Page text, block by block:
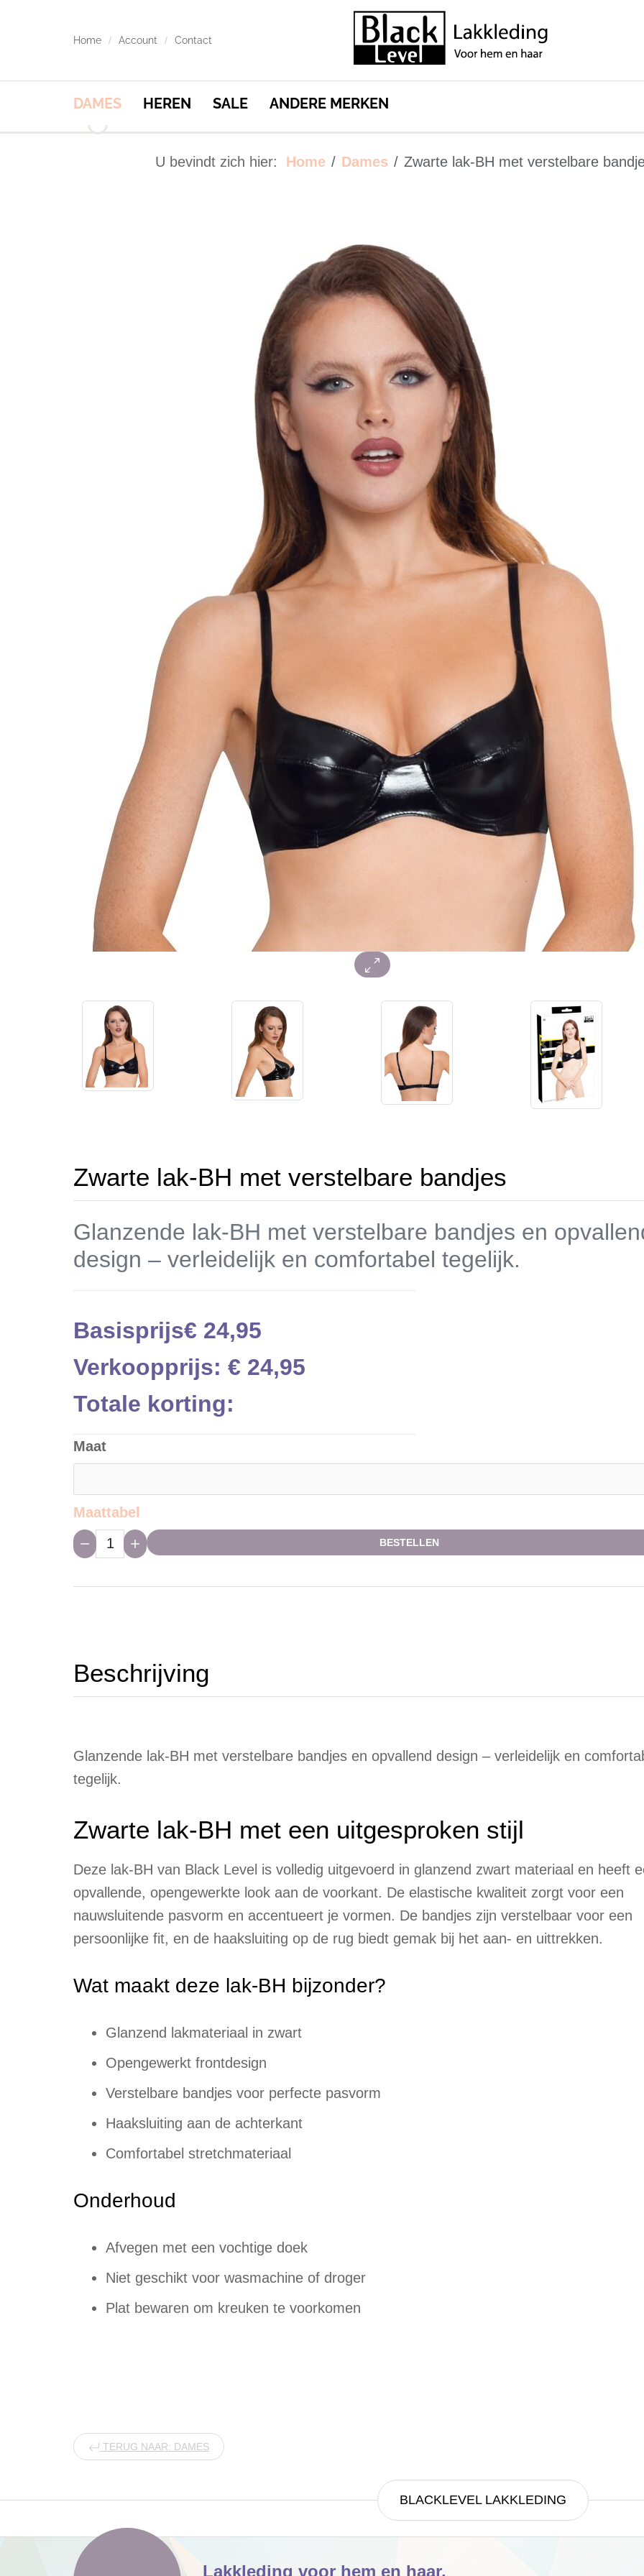
Home Account Contact
DAMES HEREN SALE ANDERE MERKEN
U bevindt zich hier: Home Dames Zwarte lak-BH met verstelbare
Zwarte lak-BH met verstelbare bandjes
Glanzende lak-BH met verstelbare bandjes en
design – verleidelijk en comfortabel tegelijk.
Basisprijs€ 24,95
Verkoopprijs: € 24,95
Totale korting:
Maat
Maattabel
Hoeveelheid:
BESTELLEN
Beschrijving
Glanzende lak-BH met verstelbare bandjes en opvallend design – verleidelijk en
tegelijk.
Zwarte lak-BH met een uitgesproken stijl
Deze lak-BH van Black Level is volledig uitgevoerd in glanzend zwart materiaal en heeft
opvallende, opengewerkte look aan de voorkant. De elastische kwaliteit zorgt voor een
nauwsluitende pasvorm en accentueert je vormen. De bandjes zijn verstelbaar voor een
persoonlijke fit, en de haaksluiting op de rug biedt gemak bij het aan- en uittrekken.
Wat maakt deze lak-BH bijzonder?
Glanzend lakmateriaal in zwart
Opengewerkt frontdesign
Verstelbare bandjes voor perfecte pasvorm
Haaksluiting aan de achterkant
Comfortabel stretchmateriaal
Onderhoud
Afvegen met een vochtige doek
Niet geschikt voor wasmachine of droger
Plat bewaren om kreuken te voorkomen
TERUG NAAR: DAMES
BLACKLEVEL LAKKLEDING
Lakkleding voor hem en haar.